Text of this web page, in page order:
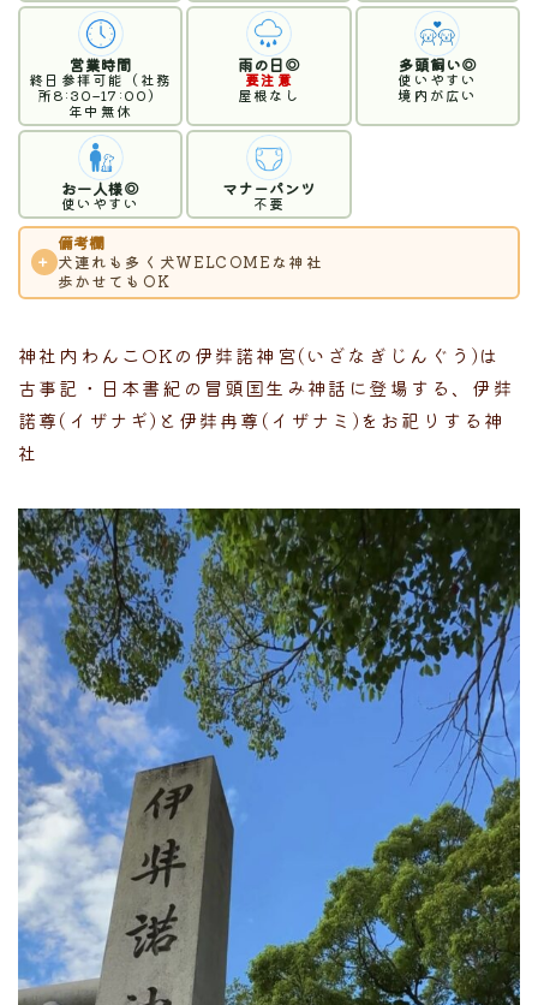
営業時間
終日参拝可能（社務
所8:30–17:00）
年中無休
雨の日◎
要注意
屋根なし
多頭飼い◎
使いやすい
境内が広い
お一人様◎
使いやすい
マナーパンツ
不要
＋
備考欄
犬連れも多く犬WELCOMEな神社
歩かせてもOK
神社内わんこOKの伊弉諾神宮(いざなぎじんぐう)は
古事記・日本書紀の冒頭国生み神話に登場する、伊弉
諾尊(イザナギ)と伊弉冉尊(イザナミ)をお祀りする神
社